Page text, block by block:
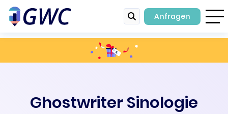
Anfragen
Ghostwriter Sinologie